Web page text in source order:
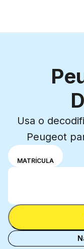
Usa o
Peugeot
Escolhe o
modo de
VIN ou
matrícula.
MATRÍCULA
Introduz o número VIN
Introduz o